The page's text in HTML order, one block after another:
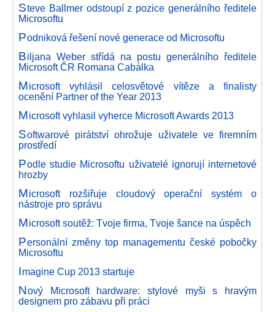
Steve Ballmer odstoupí z pozice generálního ředitele
Microsoftu
Podniková řešení nové generace od Microsoftu
Biljana Weber střídá na postu generálního ředitele
Microsoft ČR Romana Cabálka
Microsoft vyhlásil celosvětové vítěze a finalisty
ocenění Partner of the Year 2013
Microsoft vyhlasil vyherce Microsoft Awards 2013
Softwarové pirátství ohrožuje uživatele ve firemním
prostředí
Podle studie Microsoftu uživatelé ignorují internetové
hrozby
Microsoft rozšiřuje cloudový operační systém o
nástroje pro správu
Microsoft soutěž: Tvoje firma, Tvoje šance na úspěch
Personální změny top managementu české pobočky
Microsoftu
Imagine Cup 2013 startuje
Nový Microsoft hardware: stylové myši s hravým
designem pro zábavu při práci